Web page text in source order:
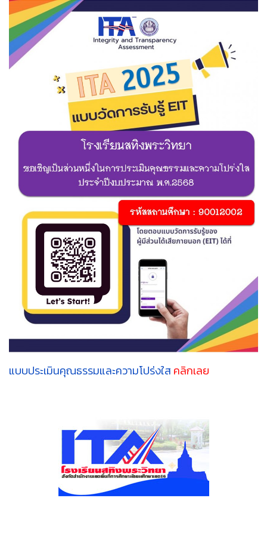
แบบประเมินคุณธรรมและความโปร่งใส คลิกเลย